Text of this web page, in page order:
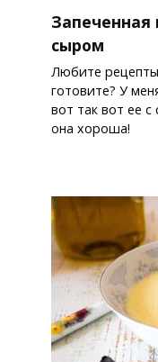
Запеченная
сыром
Любите рецепты
готовите? У
вот так вот ее
она хороша!